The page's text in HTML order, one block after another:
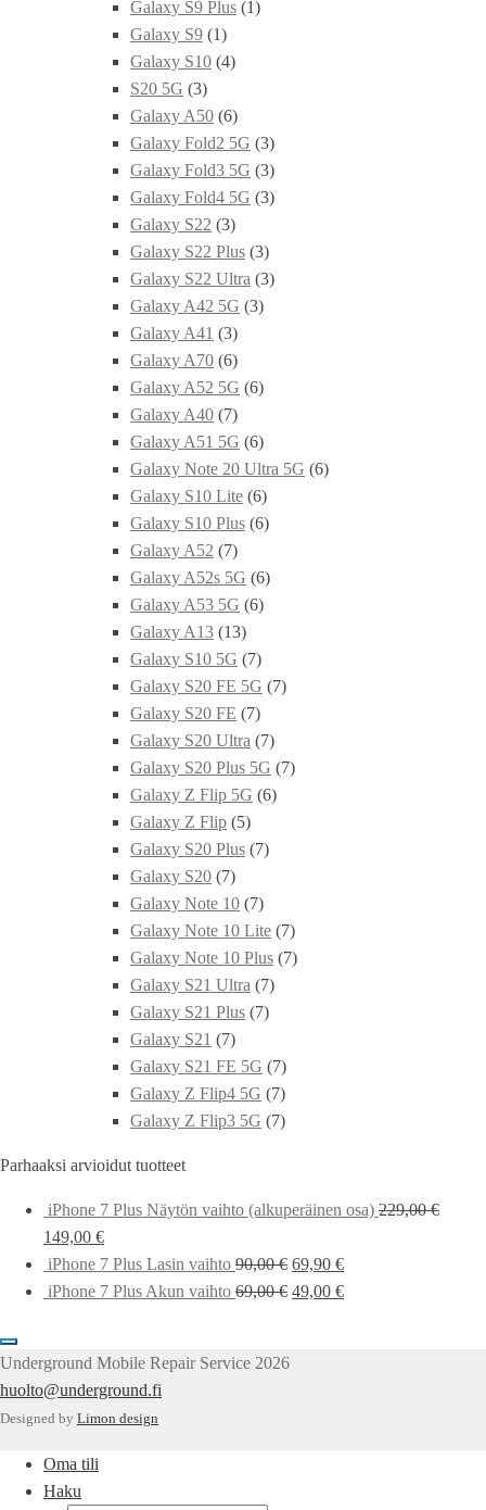
Galaxy S9 Plus (1)
Galaxy S9 (1)
Galaxy S10 (4)
S20 5G (3)
Galaxy A50 (6)
Galaxy Fold2 5G (3)
Galaxy Fold3 5G (3)
Galaxy Fold4 5G (3)
Galaxy S22 (3)
Galaxy S22 Plus (3)
Galaxy S22 Ultra (3)
Galaxy A42 5G (3)
Galaxy A41 (3)
Galaxy A70 (6)
Galaxy A52 5G (6)
Galaxy A40 (7)
Galaxy A51 5G (6)
Galaxy Note 20 Ultra 5G (6)
Galaxy S10 Lite (6)
Galaxy S10 Plus (6)
Galaxy A52 (7)
Galaxy A52s 5G (6)
Galaxy A53 5G (6)
Galaxy A13 (13)
Galaxy S10 5G (7)
Galaxy S20 FE 5G (7)
Galaxy S20 FE (7)
Galaxy S20 Ultra (7)
Galaxy S20 Plus 5G (7)
Galaxy Z Flip 5G (6)
Galaxy Z Flip (5)
Galaxy S20 Plus (7)
Galaxy S20 (7)
Galaxy Note 10 (7)
Galaxy Note 10 Lite (7)
Galaxy Note 10 Plus (7)
Galaxy S21 Ultra (7)
Galaxy S21 Plus (7)
Galaxy S21 (7)
Galaxy S21 FE 5G (7)
Galaxy Z Flip4 5G (7)
Galaxy Z Flip3 5G (7)
Parhaaksi arvioidut tuotteet
iPhone 7 Plus Näytön vaihto (alkuperäinen osa) 229,00€
149,00 €
iPhone 7 Plus Lasin vaihto 90,00€ 69,90 €
iPhone 7 Plus Akun vaihto 69,00€ 49,00 €
Underground Mobile Repair Service 2026
huolto@underground.fi
Designed by Limon design
Oma tili
Haku